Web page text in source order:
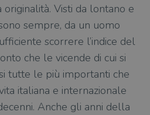
Visti da lontano e
sempre, da un uomo
scorrere l’indice del
che le vicende di cui si
tutte le più importanti che
italiana e internazionale
Anche gli anni della